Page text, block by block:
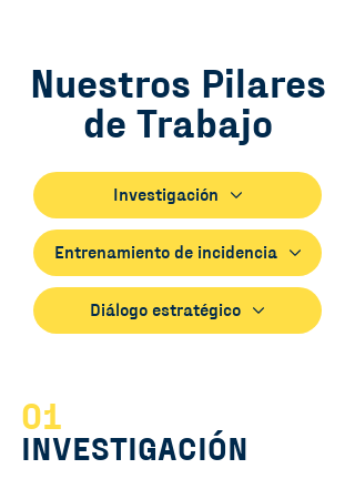
Nuestros Pilares
de Trabajo
Investigación
Entrenamiento de incidencia
Diálogo estratégico
INVESTIGACIÓN
01